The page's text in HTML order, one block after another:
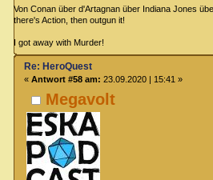
Von Conan über d'Artagnan über Indiana Jones
there's Action, then outgun it!
I got away with Murder!
Megavolt
Re: HeroQuest
« Antwort #58 am: 23.09.2020 | 15:41 »